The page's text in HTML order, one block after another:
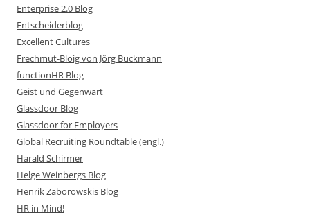
Enterprise 2.0 Blog
Entscheiderblog
Excellent Cultures
Frechmut-Bloig von Jörg Buckmann
functionHR Blog
Geist und Gegenwart
Glassdoor Blog
Glassdoor for Employers
Global Recruiting Roundtable (engl.)
Harald Schirmer
Helge Weinbergs Blog
Henrik Zaborowskis Blog
HR in Mind!